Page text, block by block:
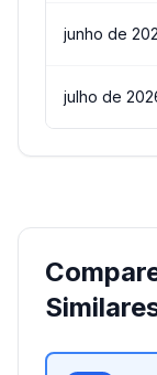
junho de
julho de